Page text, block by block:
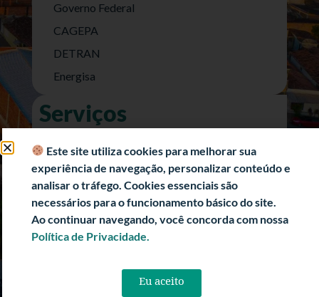
Governo Federal
CAGEPA
DETRAN
Energisa
Serviços
e-SIC (Acesso a Informação)
Transparência Fiscal
História
Informações Turísticas
Este site utiliza cookies para melhorar sua
experiência de navegação, personalizar conteúdo e
analisar o tráfego. Cookies essenciais são
necessários para o funcionamento básico do site.
Ao continuar navegando, você concorda com nossa
Política de Privacidade.
Eu aceito